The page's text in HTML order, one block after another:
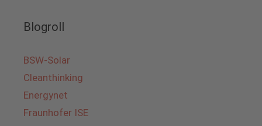
Blogroll
BSW-Solar
Cleanthinking
Energynet
Fraunhofer ISE